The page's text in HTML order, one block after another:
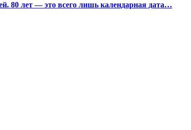
80 лет — это всего лишь календарная дата…